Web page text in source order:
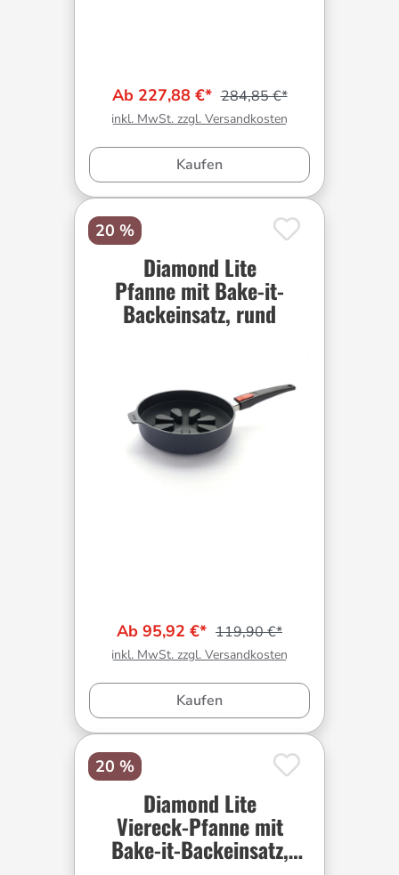
Ab 227,88 €* 284,85 €*
inkl. MwSt. zzgl. Versandkosten
Kaufen
20 %
Diamond Lite
Pfanne mit Bake-it-
Backeinsatz, rund
Ab 95,92 €* 119,90 €*
inkl. MwSt. zzgl. Versandkosten
Kaufen
20 %
Diamond Lite
Viereck-Pfanne mit
Bake-it-Backeinsatz,